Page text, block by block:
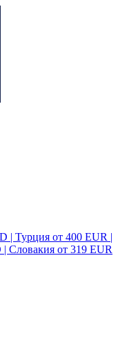
| Турция от 400 EUR |
Словакия от 319 EUR